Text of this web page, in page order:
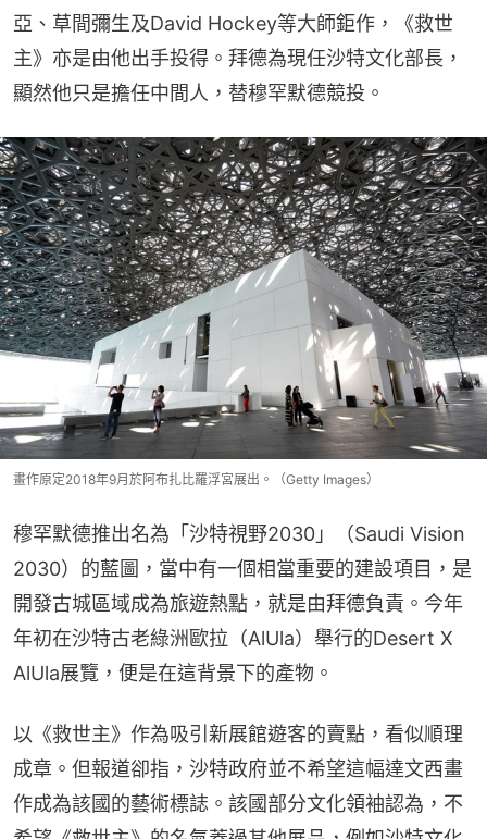
亞、草間彌生及David Hockey等大師鉅作，《救世
主》亦是由他出手投得。拜德為現任沙特文化部長，
顯然他只是擔任中間人，替穆罕默德競投。
畫作原定2018年9月於阿布扎比羅浮宮展出。（Getty Images）
穆罕默德推出名為「沙特視野2030」（Saudi Vision
2030）的藍圖，當中有一個相當重要的建設項目，是
開發古城區域成為旅遊熱點，就是由拜德負責。今年
年初在沙特古老綠洲歐拉（AlUla）舉行的Desert X
AlUla展覽，便是在這背景下的產物。
以《救世主》作為吸引新展館遊客的賣點，看似順理
成章。但報道卻指，沙特政府並不希望這幅達文西畫
作成為該國的藝術標誌。該國部分文化領袖認為，不